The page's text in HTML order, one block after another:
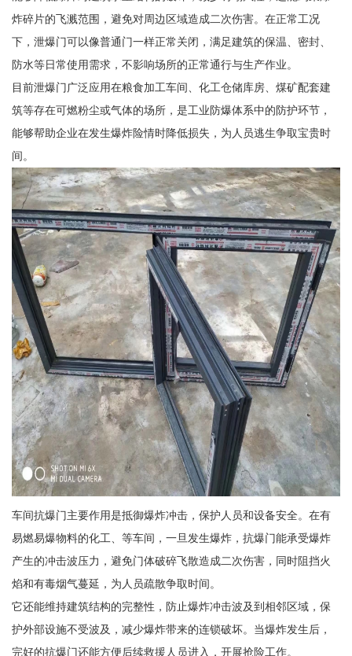
炸碎片的飞溅范围，避免对周边区域造成二次伤害。在正常工况
下，泄爆门可以像普通门一样正常关闭，满足建筑的保温、密封、
防水等日常使用需求，不影响场所的正常通行与生产作业。
目前泄爆门广泛应用在粮食加工车间、化工仓储库房、煤矿配套建
筑等存在可燃粉尘或气体的场所，是工业防爆体系中的防护环节，
能够帮助企业在发生爆炸险情时降低损失，为人员逃生争取宝贵时
间。
车间抗爆门主要作用是抵御爆炸冲击，保护人员和设备安全。在有
易燃易爆物料的化工、等车间，一旦发生爆炸，抗爆门能承受爆炸
产生的冲击波压力，避免门体破碎飞散造成二次伤害，同时阻挡火
焰和有毒烟气蔓延，为人员疏散争取时间。
它还能维持建筑结构的完整性，防止爆炸冲击波及到相邻区域，保
护外部设施不受波及，减少爆炸带来的连锁破坏。当爆炸发生后，
完好的抗爆门还能方便后续救援人员进入，开展抢险工作。